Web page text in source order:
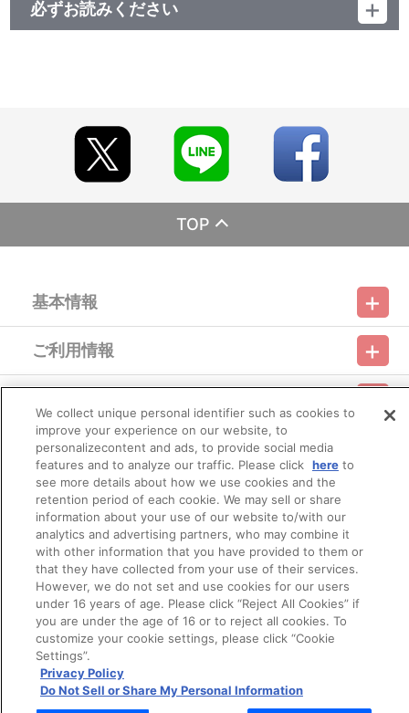
必ずお読みください
【商品の取り扱い】
ラブライブ！シリーズ購買部（プレミアムバンダイ、A-on
ゲーマーズ
※イベント会場や海外等で販売する場合がございます。詳細は
公式サイト等でご案内いたします。
※本商品は1回のご注文ごとに「個別送料 ¥990（税込）」を頂戴
※本商品は、ラブライブ！シリーズ購買部（A-on STORE プレミ
アムバンダイ支店）にて販売される商品と同じ商品となります。
※本商品は準備数に限りがございます。準備数に達した場合、早
期にご注文の受付を終了させていただくことがございます。
がございます。
※「在庫がありません」表示後も、ご注文のキャンセルや支払い
期限切れが発生した際は販売を再開させていただく場合がございま
す。あらかじめご了承ください。
※仕様等は予告なく変更となる場合がございます。
※撮影環境やご利用のモニター環境により、実物と多少異なって
見える場合がございます。
※商品画像はイメージです。実際の仕様とは異なる場合がござい
ます。あらかじめご了承ください。
※すでにご注文しているかのご確認には、「マイページ」→「ご
注文履歴」にてご確認いただけます。
■ご注文・お支払いについて
※ご注文は、１注文につき5個までとなります。
※本商品のご注文はバンダイナムコフィルムワークス公式ショッ
プ『A-on STORE』が承り、発送を行います。
なお、ご注文には、バンダイナムコフィルムワークス公式ショ
ップ『A-on STORE』の会員登録（無料）が必要となります。
TOP
基本情報
利用規約 特定商取引法に基づく表示
プライバシーオプション 会社概要
ご利用情報
Do Not Sell or Share My Personal Information
ログイン 会員規約 新規会員登録
その他のご案内
バンダイナムコフィルムワークス
© Bandai Namco Filmworks Inc. All Rights Reserved.
We collect unique personal identifier such as cookies to
improve your experience on our website, to
personalizecontent and ads, to provide social media
features and to analyze our traffic. Please click hereto
see more details about how we use cookies and the
retention period of each cookie. We may sell or share
information about your use of our website to/with our
analytics and advertising partners, who may combine it
with other information that you have provided to them or
that they have collected from your use of their services.
However, we do not set and use cookies for our users
under 16 years of age. Please click “Reject All Cookies” if
you are under the age of 16 or to reject all cookies. To
customize your cookie settings, please click “Cookie
Settings”.
Privacy Policy
Do Not Sell or Share My Personal Information